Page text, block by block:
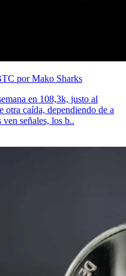
por Mako Sharks
en 108,3k, justo al
otra caída, dependiendo de a
señales, los b..